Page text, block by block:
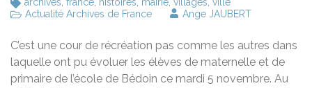
Actualité Archives de France
Ange JAUBERT
C’est une cour de récréation pas comme les autres dans
laquelle ont pu évoluer les élèves de maternelle et de
primaire de l’école de Bédoin ce mardi 5 novembre. Au